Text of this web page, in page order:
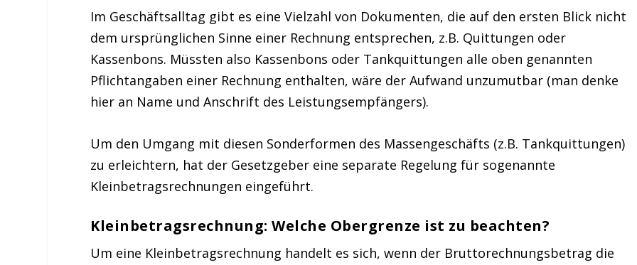
Im Geschäftsalltag gibt es eine Vielzahl von Dokumenten, die auf den ersten Blick nicht
dem ursprünglichen Sinne einer Rechnung entsprechen, z.B. Quittungen oder
Kassenbons. Müssten also Kassenbons oder Tankquittungen alle oben genannten
Pflichtangaben einer Rechnung enthalten, wäre der Aufwand unzumutbar (man denke
hier an Name und Anschrift des Leistungsempfängers).
Um den Umgang mit diesen Sonderformen des Massengeschäfts (z.B. Tankquittungen)
zu erleichtern, hat der Gesetzgeber eine separate Regelung für sogenannte
Kleinbetragsrechnungen eingeführt.
Kleinbetragsrechnung: Welche Obergrenze ist zu beachten?
Um eine Kleinbetragsrechnung handelt es sich, wenn der Bruttorechnungsbetrag die